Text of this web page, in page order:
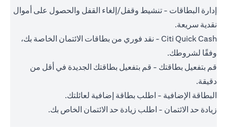
إدارة البطاقات - تنشيط وقفل/إلغاء القفل والحصول على أموال
نقدية سريعة.
Citi Quick Cash - نقد فوري من بطاقات الائتمان الخاصة بك،
وفقًا لشروطك.
قم بتفعيل بطاقتك - قم بتفعيل بطاقتك الجديدة في أقل من
دقيقة.
البطاقة الإضافية - اطلب بطاقة إضافية لعائلتك.
زيادة حد الائتمان - اطلب زيادة حد الائتمان الخاص بك.